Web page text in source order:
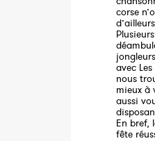
corse
avec
nous
mieux à
aussi
En bref,
fête